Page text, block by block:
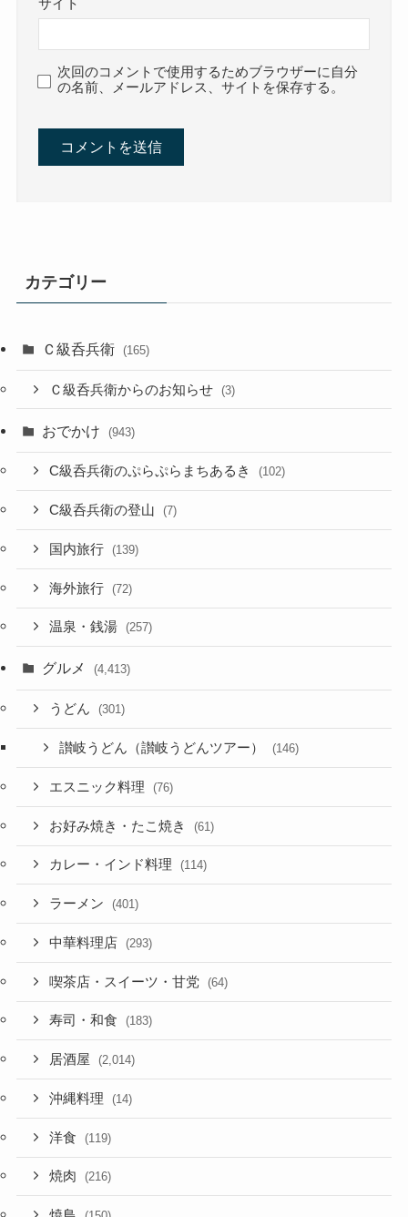
サイト
次回のコメントで使用するためブラウザーに自分
の名前、メールアドレス、サイトを保存する。
カテゴリー
Ｃ級呑兵衛 (165)
Ｃ級呑兵衛からのお知らせ (3)
おでかけ (943)
C級呑兵衛のぷらぷらまちあるき (102)
C級呑兵衛の登山 (7)
国内旅行 (139)
海外旅行 (72)
温泉・銭湯 (257)
グルメ (4,413)
うどん (301)
讃岐うどん（讃岐うどんツアー） (146)
エスニック料理 (76)
お好み焼き・たこ焼き (61)
カレー・インド料理 (114)
ラーメン (401)
中華料理店 (293)
喫茶店・スイーツ・甘党 (64)
寿司・和食 (183)
居酒屋 (2,014)
沖縄料理 (14)
洋食 (119)
焼肉 (216)